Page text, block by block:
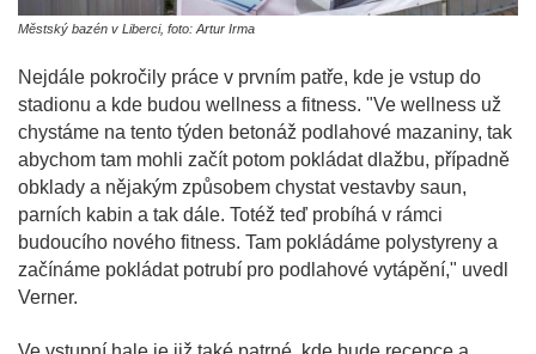
Městský bazén v Liberci, foto: Artur Irma
Nejdále pokročily práce v prvním patře, kde je vstup do
stadionu a kde budou wellness a fitness. "Ve wellness už
chystáme na tento týden betonáž podlahové mazaniny, tak
abychom tam mohli začít potom pokládat dlažbu, případně
obklady a nějakým způsobem chystat vestavby saun,
parních kabin a tak dále. Totéž teď probíhá v rámci
budoucího nového fitness. Tam pokládáme polystyreny a
začínáme pokládat potrubí pro podlahové vytápění," uvedl
Verner.